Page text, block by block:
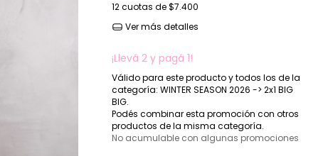
12cuotas de$7.400
Ver más detalles
¡Llevá 2 y pagá 1!
Válido para este producto y todos los de la
categoría: WINTER SEASON 2026 -> 2x1 BIG
BIG.
Podés combinar esta promoción con otros
productos de la misma categoría.
No acumulable con algunas promociones